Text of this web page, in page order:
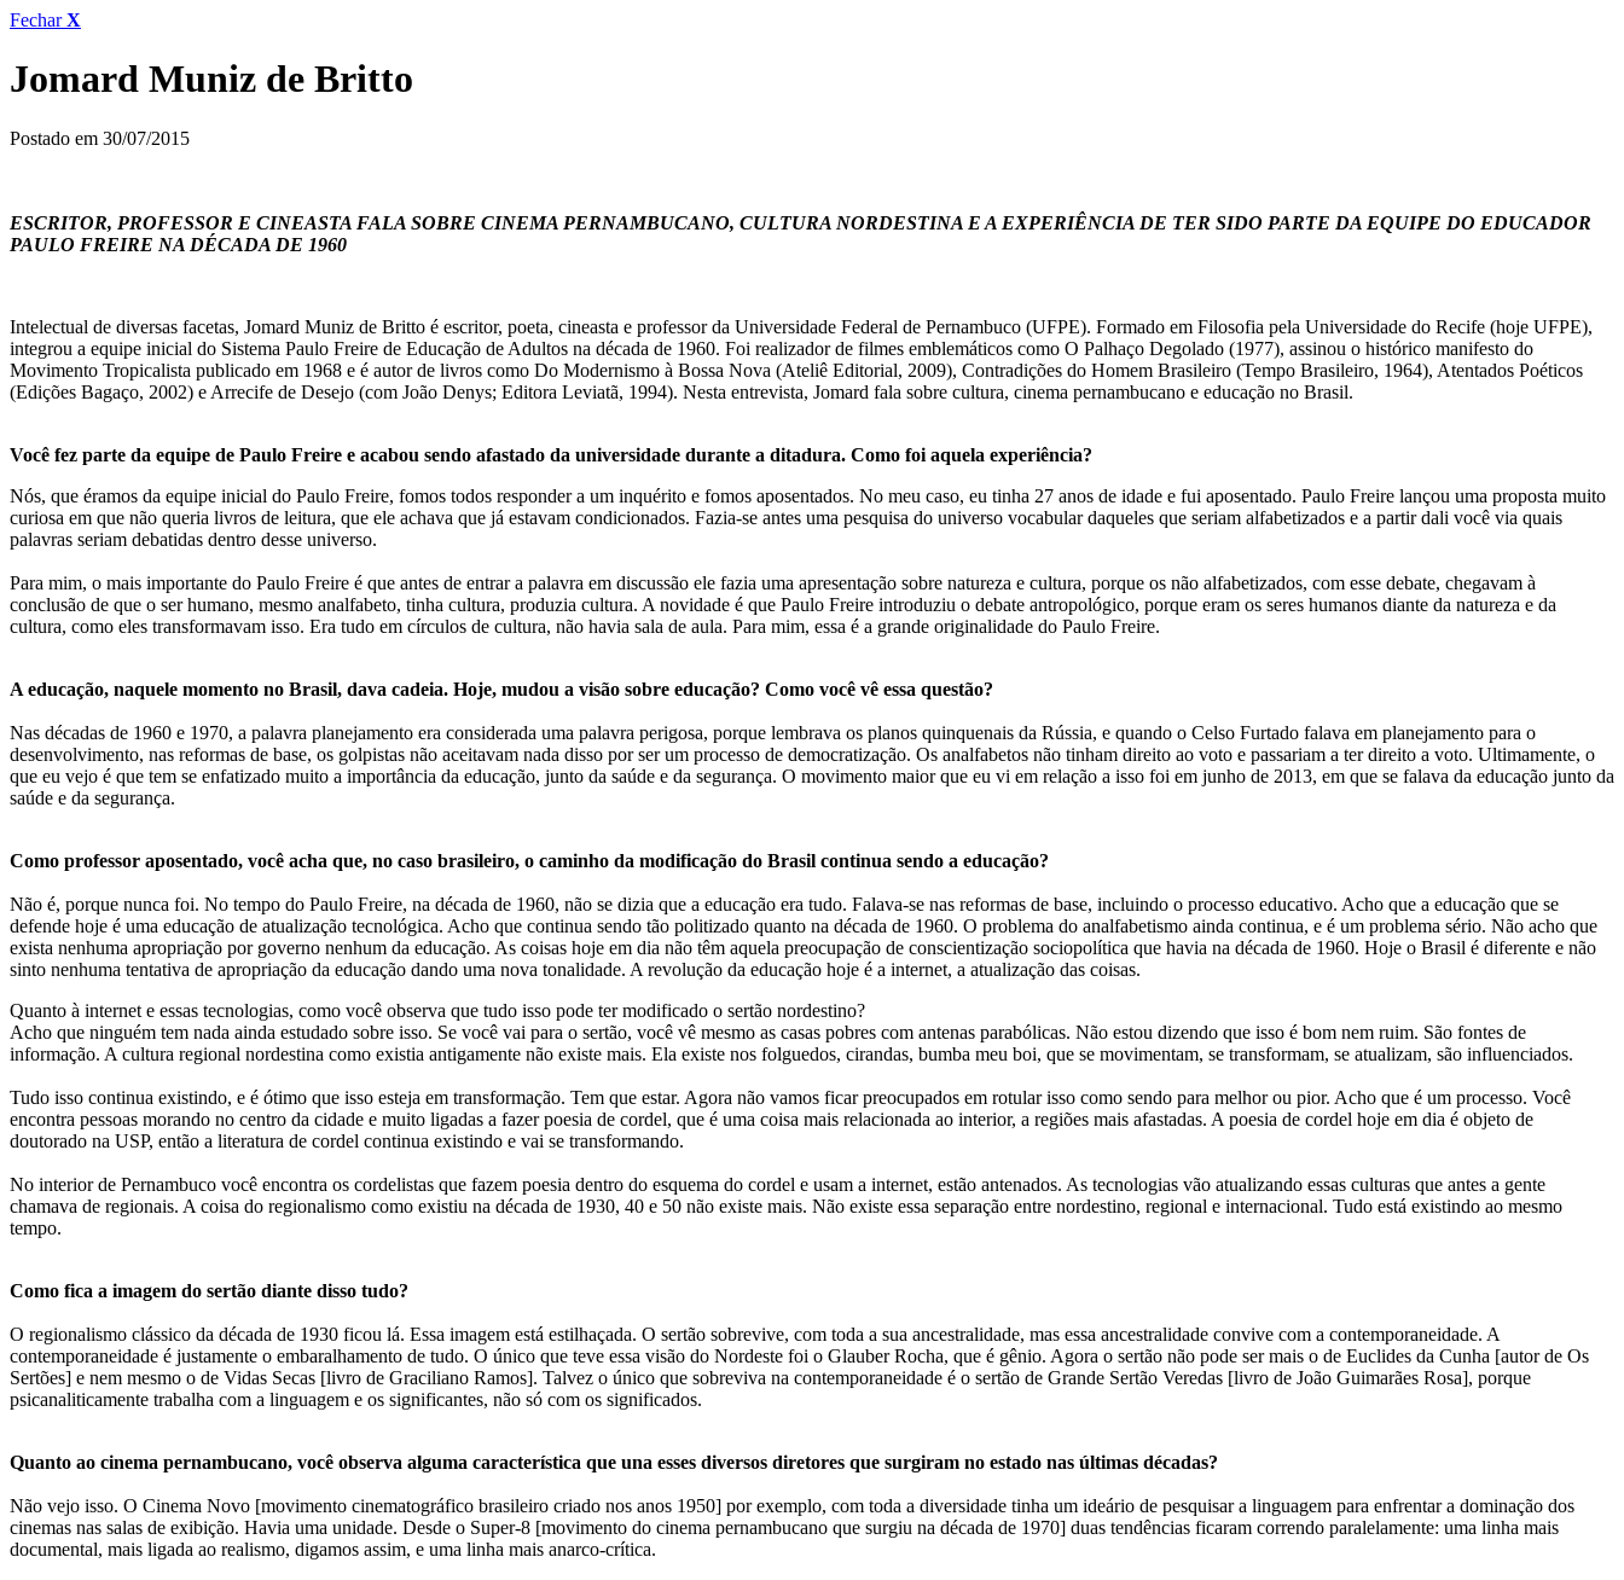
FecharX
Jomard Muniz de Britto
Postado em 30/07/2015
ESCRITOR, PROFESSOR E CINEASTA FALA SOBRE CINEMA PERNAMBUCANO, CULTURA NORDESTINA E A EXPERIÊNCIA DE TER SIDO PARTE DA EQUIPE DO EDUCADOR
PAULO FREIRE NA DÉCADA DE 1960
Intelectual de diversas facetas, Jomard Muniz de Britto é escritor, poeta, cineasta e professor da Universidade Federal de Pernambuco (UFPE). Formado em Filosofia pela Universidade do Recife (hoje UFPE),
integrou a equipe inicial do Sistema Paulo Freire de Educação de Adultos na década de 1960. Foi realizador de filmes emblemáticos como O Palhaço Degolado (1977), assinou o histórico manifesto do
Movimento Tropicalista publicado em 1968 e é autor de livros como Do Modernismo à Bossa Nova (Ateliê Editorial, 2009), Contradições do Homem Brasileiro (Tempo Brasileiro, 1964), Atentados Poéticos
(Edições Bagaço, 2002) e Arrecife de Desejo (com João Denys; Editora Leviatã, 1994). Nesta entrevista, Jomard fala sobre cultura, cinema pernambucano e educação no Brasil.
Você fez parte da equipe de Paulo Freire e acabou sendo afastado da universidade durante a ditadura. Como foi aquela experiência?
Nós, que éramos da equipe inicial do Paulo Freire, fomos todos responder a um inquérito e fomos aposentados. No meu caso, eu tinha 27 anos de idade e fui aposentado. Paulo Freire lançou uma proposta muito
curiosa em que não queria livros de leitura, que ele achava que já estavam condicionados. Fazia-se antes uma pesquisa do universo vocabular daqueles que seriam alfabetizados e a partir dali você via quais
palavras seriam debatidas dentro desse universo.
Para mim, o mais importante do Paulo Freire é que antes de entrar a palavra em discussão ele fazia uma apresentação sobre natureza e cultura, porque os não alfabetizados, com esse debate, chegavam à
conclusão de que o ser humano, mesmo analfabeto, tinha cultura, produzia cultura. A novidade é que Paulo Freire introduziu o debate antropológico, porque eram os seres humanos diante da natureza e da
cultura, como eles transformavam isso. Era tudo em círculos de cultura, não havia sala de aula. Para mim, essa é a grande originalidade do Paulo Freire.
A educação, naquele momento no Brasil, dava cadeia. Hoje, mudou a visão sobre educação? Como você vê essa questão?
Nas décadas de 1960 e 1970, a palavra planejamento era considerada uma palavra perigosa, porque lembrava os planos quinquenais da Rússia, e quando o Celso Furtado falava em planejamento para o
desenvolvimento, nas reformas de base, os golpistas não aceitavam nada disso por ser um processo de democratização. Os analfabetos não tinham direito ao voto e passariam a ter direito a voto. Ultimamente, o
que eu vejo é que tem se enfatizado muito a importância da educação, junto da saúde e da segurança. O movimento maior que eu vi em relação a isso foi em junho de 2013, em que se falava da educação junto da
saúde e da segurança.
Como professor aposentado, você acha que, no caso brasileiro, o caminho da modificação do Brasil continua sendo a educação?
Não é, porque nunca foi. No tempo do Paulo Freire, na década de 1960, não se dizia que a educação era tudo. Falava-se nas reformas de base, incluindo o processo educativo. Acho que a educação que se
defende hoje é uma educação de atualização tecnológica. Acho que continua sendo tão politizado quanto na década de 1960. O problema do analfabetismo ainda continua, e é um problema sério. Não acho que
exista nenhuma apropriação por governo nenhum da educação. As coisas hoje em dia não têm aquela preocupação de conscientização sociopolítica que havia na década de 1960. Hoje o Brasil é diferente e não
sinto nenhuma tentativa de apropriação da educação dando uma nova tonalidade. A revolução da educação hoje é a internet, a atualização das coisas.
Quanto à internet e essas tecnologias, como você observa que tudo isso pode ter modificado o sertão nordestino?
Acho que ninguém tem nada ainda estudado sobre isso. Se você vai para o sertão, você vê mesmo as casas pobres com antenas parabólicas. Não estou dizendo que isso é bom nem ruim. São fontes de
informação. A cultura regional nordestina como existia antigamente não existe mais. Ela existe nos folguedos, cirandas, bumba meu boi, que se movimentam, se transformam, se atualizam, são influenciados.
Tudo isso continua existindo, e é ótimo que isso esteja em transformação. Tem que estar. Agora não vamos ficar preocupados em rotular isso como sendo para melhor ou pior. Acho que é um processo. Você
encontra pessoas morando no centro da cidade e muito ligadas a fazer poesia de cordel, que é uma coisa mais relacionada ao interior, a regiões mais afastadas. A poesia de cordel hoje em dia é objeto de
doutorado na USP, então a literatura de cordel continua existindo e vai se transformando.
No interior de Pernambuco você encontra os cordelistas que fazem poesia dentro do esquema do cordel e usam a internet, estão antenados. As tecnologias vão atualizando essas culturas que antes a gente
chamava de regionais. A coisa do regionalismo como existiu na década de 1930, 40 e 50 não existe mais. Não existe essa separação entre nordestino, regional e internacional. Tudo está existindo ao mesmo
tempo.
Como fica a imagem do sertão diante disso tudo?
O regionalismo clássico da década de 1930 ficou lá. Essa imagem está estilhaçada. O sertão sobrevive, com toda a sua ancestralidade, mas essa ancestralidade convive com a contemporaneidade. A
contemporaneidade é justamente o embaralhamento de tudo. O único que teve essa visão do Nordeste foi o Glauber Rocha, que é gênio. Agora o sertão não pode ser mais o de Euclides da Cunha [autor de Os
Sertões] e nem mesmo o de Vidas Secas [livro de Graciliano Ramos]. Talvez o único que sobreviva na contemporaneidade é o sertão de Grande Sertão Veredas [livro de João Guimarães Rosa], porque
psicanaliticamente trabalha com a linguagem e os significantes, não só com os significados.
Quanto ao cinema pernambucano, você observa alguma característica que una esses diversos diretores que surgiram no estado nas últimas décadas?
Não vejo isso. O Cinema Novo [movimento cinematográfico brasileiro criado nos anos 1950] por exemplo, com toda a diversidade tinha um ideário de pesquisar a linguagem para enfrentar a dominação dos
cinemas nas salas de exibição. Havia uma unidade. Desde o Super-8 [movimento do cinema pernambucano que surgiu na década de 1970] duas tendências ficaram correndo paralelamente: uma linha mais
documental, mais ligada ao realismo, digamos assim, e uma linha mais anarco-crítica.